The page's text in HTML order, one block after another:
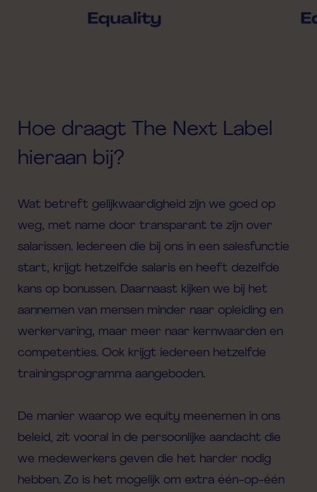
Hoe draagt The Next Label
hieraan bij?
Wat betreft gelijkwaardigheid zijn we goed op
weg, met name door transparant te zijn over
salarissen. Iedereen die bij ons in een salesfunctie
start, krijgt hetzelfde salaris en heeft dezelfde
kans op bonussen. Daarnaast kijken we bij het
aannemen van mensen minder naar opleiding en
werkervaring, maar meer naar kernwaarden en
competenties. Ook krijgt iedereen hetzelfde
trainingsprogramma aangeboden.
De manier waarop we equity meenemen in ons
beleid, zit vooral in de persoonlijke aandacht die
we medewerkers geven die het harder nodig
hebben. Zo is het mogelijk om extra één-op-één